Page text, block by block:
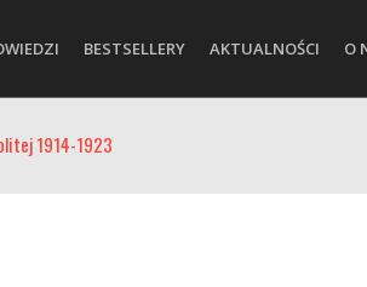
BESTSELLERY AKTUALNOŚCI O
1914-1923